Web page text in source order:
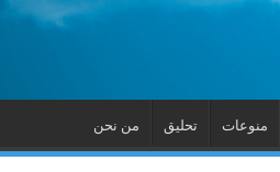
منوعات تحليق من نحن